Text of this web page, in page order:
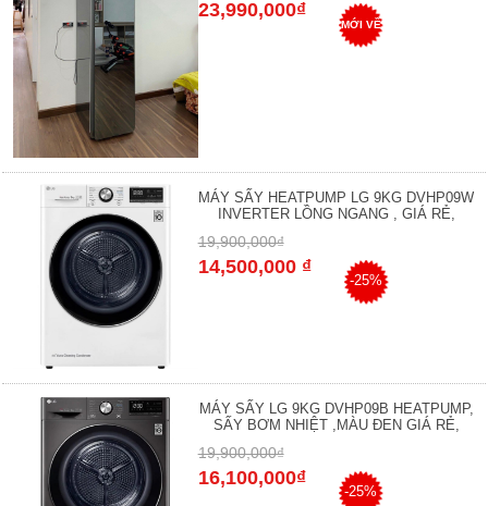
23,990,000₫
MỚI VỀ
MÁY SẤY HEATPUMP LG 9KG DVHP09W
INVERTER LỒNG NGANG , GIÁ RẺ,
19,900,000₫
14,500,000 ₫
-25%
MÁY SẤY LG 9KG DVHP09B HEATPUMP,
SẤY BƠM NHIỆT ,MÀU ĐEN GIÁ RẺ,
19,900,000₫
16,100,000₫
-25%